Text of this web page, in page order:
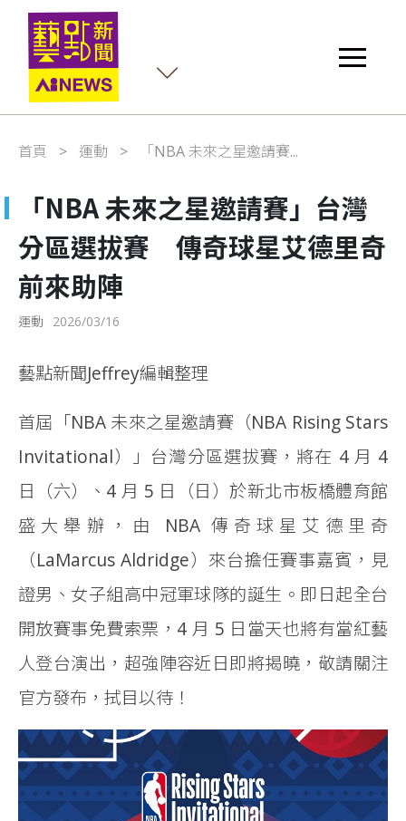
首頁 運動 「NBA 未來之星邀請賽...
「NBA 未來之星邀請賽」台灣
分區選拔賽 傳奇球星艾德里奇
前來助陣
運動 2026/03/16
藝點新聞Jeffrey編輯整理
首屆「NBA 未來之星邀請賽（NBA Rising Stars
Invitational）」台灣分區選拔賽，將在 4 月 4
日（六）、4 月 5 日（日）於新北市板橋體育館
盛大舉辦，由 NBA 傳奇球星艾德里奇
（LaMarcus Aldridge）來台擔任賽事嘉賓，見
證男、女子組高中冠軍球隊的誕生。即日起全台
開放賽事免費索票，4 月 5 日當天也將有當紅藝
人登台演出，超強陣容近日即將揭曉，敬請關注
官方發布，拭目以待！